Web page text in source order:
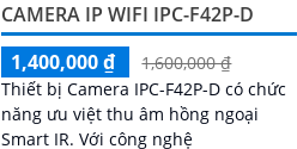
CAMERA IP WIFI IPC-F42P-D
1,400,000 ₫
1,600,000 ₫
Thiết bị Camera IPC-F42P-D có chức
năng ưu việt thu âm hồng ngoại
Smart IR. Với công nghệ